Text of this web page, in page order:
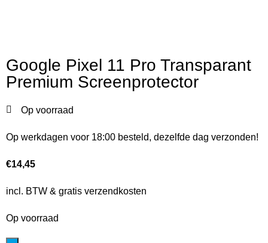
Google Pixel 11 Pro Transparant
Premium Screenprotector
Op voorraad
Op werkdagen voor 18:00 besteld, dezelfde dag verzonden!
€14,45
incl. BTW & gratis verzendkosten
Op voorraad